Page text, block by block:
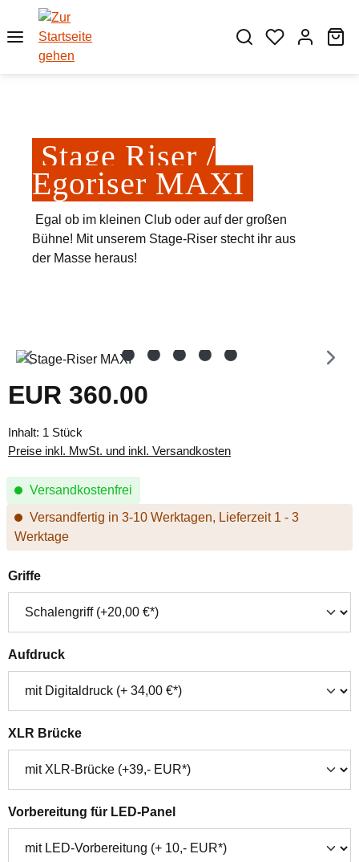
Zum Hauptinhalt springen
Stage Riser /
Egoriser MAXI
Egal ob im kleinen Club oder auf der großen
Bühne! Mit unserem Stage-Riser stecht ihr aus
der Masse heraus!
Bildergalerie überspringen
Regulärer Preis:
EUR 360.00
Inhalt: 1 Stück
Preise inkl. MwSt. und inkl. Versandkosten
Versandkostenfrei
Versandfertig in 3-10 Werktagen, Lieferzeit 1 - 3
Werktage
Griffeauswählen
Aufdruckauswählen
XLR Brückeauswählen
Vorbereitung für LED-Panelauswählen